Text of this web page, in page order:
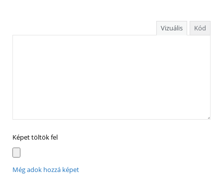
Vizuális Kód
Képet töltök fel
Még adok hozzá képet